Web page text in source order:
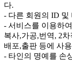
다.
- 다른 회원의 ID 및
- 서비스를 이용하
복사,가공,번역, 2
배포,출판 등에 사
- 타인의 명예를 손